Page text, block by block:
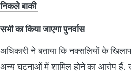
निकले बाकी
सभी का किया जाएगा पुनर्वास
अधिकारी ने बताया कि नक्सलियों के
अन्य घटनाओं में शामिल होने का आरोप हैं.